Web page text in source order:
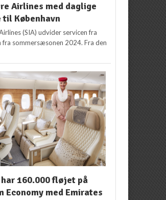
Airlines med daglige
til København
(SIA) udvider servicen fra
fra sommersæsonen 2024. Fra den
har 160.000 fløjet på
Economy med Emirates